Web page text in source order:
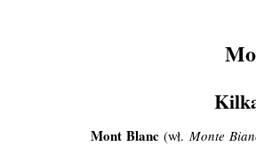
Mont Blanc (wł. Monte